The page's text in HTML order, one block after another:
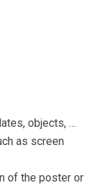
objects, …
as screen
of the poster or